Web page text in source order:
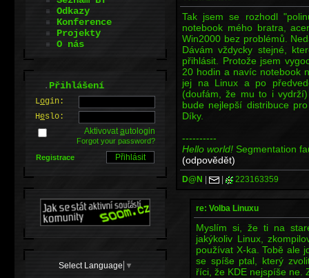
Tak jsem se rozhodl
notebook mého bratra,
Win2000 bez problémů.
Dávám vždycky stejné,
přihlásit. Protože jsem
20 hodin a navíc notebook
jej na Linux a po
(doufám, že mu to i
bude nejlepší distribuce
Díky.
----------
Hello world! Segmentation
(odpovědět)
D@N | | 223163359
re: Volba Linuxu
Myslím si, že ti na
jakýkoliv Linux,
používat X-ka. Tobě ale
se spíše ptal, který
říci, že KDE nejspíše ne.
Odkazy
Konference
Projekty
O nás
.Přihlášení
Login:
Heslo:
Aktivovatautologin
Forgot your password?
Registrace
Select Language ▼